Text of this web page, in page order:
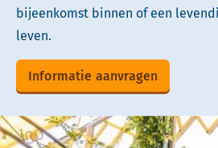
bijeenkomst binnen of een
leven.
Informatie aanvragen